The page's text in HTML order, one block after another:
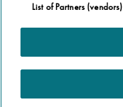
List of Partners (vendors)